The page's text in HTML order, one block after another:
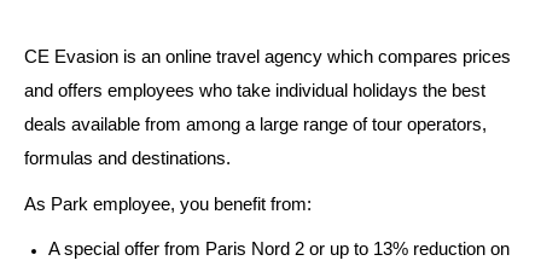
CE Evasion is an online travel agency which compares prices
and offers employees who take individual holidays the best
deals available from among a large range of tour operators,
formulas and destinations.
As Park employee, you benefit from:
A special offer from Paris Nord 2 or up to 13% reduction on